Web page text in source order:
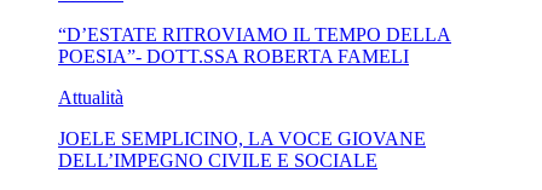
CIVILE E SOCIALE
“D’ESTATE RITROVIAMO IL TEMPO DELLA
POESIA”- DOTT.SSA ROBERTA FAMELI
Attualità
JOELE SEMPLICINO, LA VOCE GIOVANE
DELL’IMPEGNO CIVILE E SOCIALE